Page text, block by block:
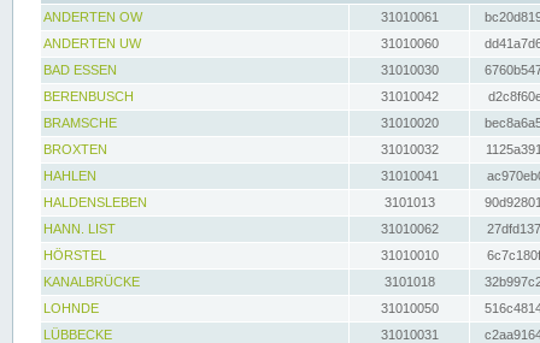
ANDERTEN OW
31010061
ANDERTEN UW
31010060
BAD ESSEN
31010030
BERENBUSCH
31010042
BRAMSCHE
31010020
BROXTEN
31010032
HAHLEN
31010041
HALDENSLEBEN
3101013
HANN. LIST
31010062
HÖRSTEL
31010010
KANALBRÜCKE
3101018
LOHNDE
31010050
LÜBBECKE
31010031